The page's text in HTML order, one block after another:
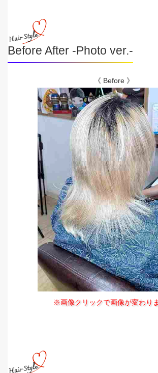
Before After -Photo ver.-
《 Before 》
※画像クリックで画像が変わりま